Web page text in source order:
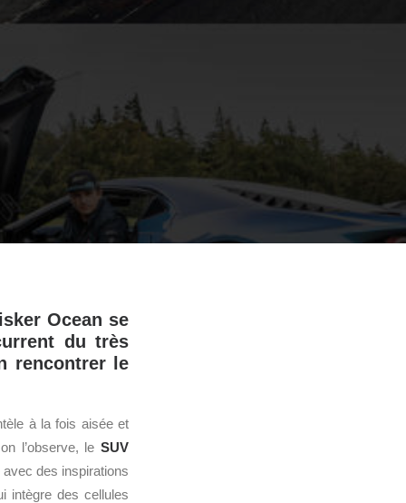
Ocean se
du très
rencontrer le
à la fois aisée et
l’observe, leSUV
des inspirations
intègre des cellules